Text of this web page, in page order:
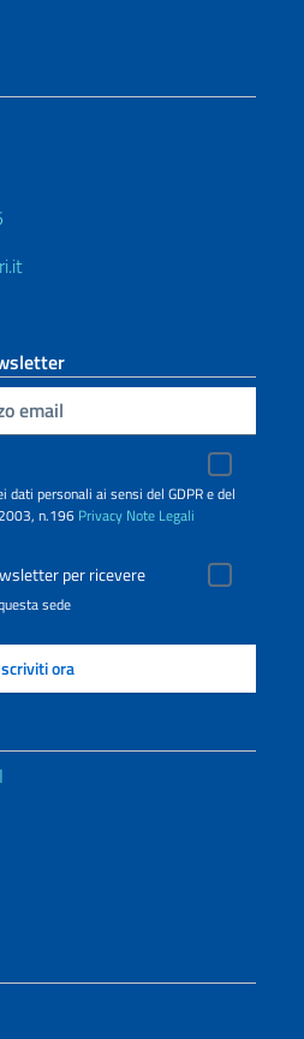
personali ai sensi del GDPR e del
n.196 Privacy Note Legali
per ricevere
sede